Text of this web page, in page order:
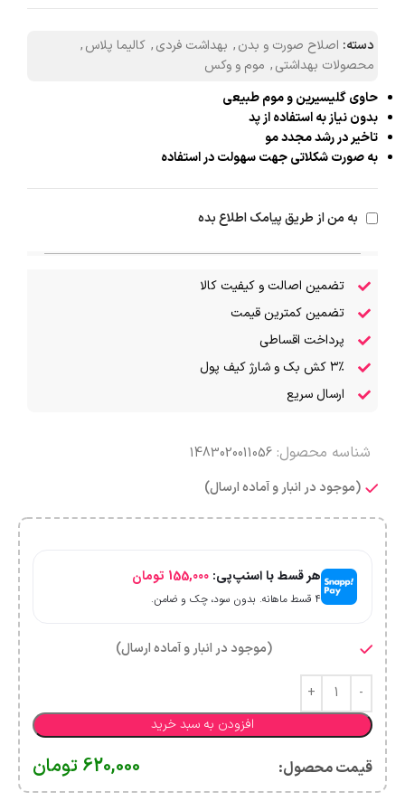
دسته: اصلاح صورت و بدن, بهداشت فردی, کالیما پلاس,
محصولات بهداشتی, موم و وکس
حاوی گلیسیرین و موم طبیعی
بدون نیاز به استفاده از پد
تاخیر در رشد مجدد مو
به صورت شکلاتی جهت سهولت در استفاده
به من از طریق پیامک اطلاع بده
تضمین اصالت و کیفیت کالا
تضمین کمترین قیمت
پرداخت اقساطی
۳٪ کش بک و شارژ کیف پول
ارسال سریع
شناسه محصول: 1483020011056
(موجود در انبار و آماده ارسال)
هر قسط با اسنپ‌پی: 155,000 تومان
۴ قسط ماهانه. بدون سود، چک و ضامن.
(موجود در انبار و آماده ارسال)
افزودن به سبد خرید
قیمت محصول:​ 620,000 تومان